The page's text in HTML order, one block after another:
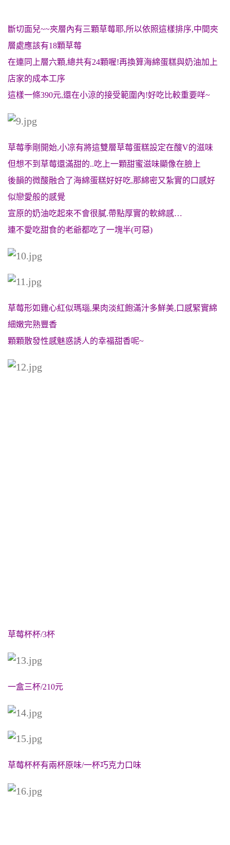
斷切面兒~~夾層內有三顆草莓耶,所以依照這樣排序,中間夾
層處應該有18顆草莓
在連同上層六顆,總共有24顆喔!再換算海綿蛋糕與奶油加上
店家的成本工序
這樣一條390元,還在小涼的接受範圍內!好吃比較重要咩~
草莓季剛開始,小凉有將這雙層草莓蛋糕設定在酸V的滋味
但想不到草莓還滿甜的..吃上一顆甜蜜滋味顯像在臉上
後韻的微酸融合了海綿蛋糕好好吃,那綿密又紮實的口感好
似戀愛般的感覺
宣原的奶油吃起來不會很膩.帶點厚實的軟綿感…
連不愛吃甜食的老爺都吃了一塊半(可惡)
草莓形如雞心紅似瑪瑙,果肉淡紅飽滿汁多鮮美,口感緊實綿
細嫩完熟豐香
顆顆散發性感魅惑誘人的幸福甜香呢~
草莓杯杯/3杯
一盒三杯/210元
草莓杯杯有兩杯原味/一杯巧克力口味